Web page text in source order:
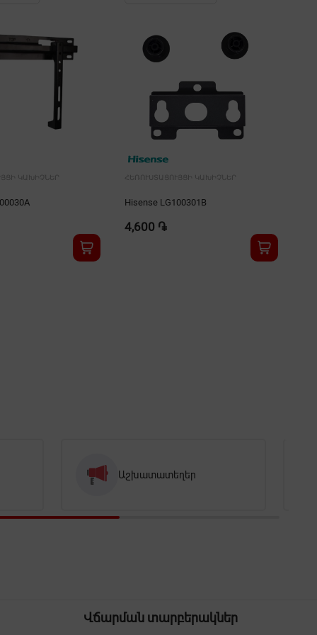
ԿԱԽԻՉՆԵՐ ՀԵՌՈՒՍՏԱՑՈՒՅՑԻ ԿԱԽԻՉՆԵՐ
Hisense LG100301B
4,600 ֏
Աշխատատեղեր
Վճարման տարբերակներ